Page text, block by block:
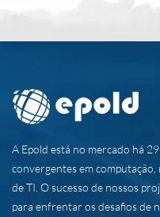
A Epold está no mercado há
convergentes em
de TI. O sucesso de nossos
para enfrentar os desafios de